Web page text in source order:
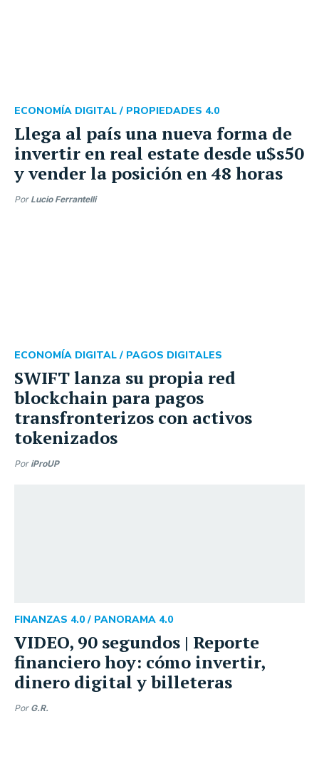
Llega al país una nueva forma de
invertir en real estate desde u$s50
y vender la posición en 48 horas
ECONOMÍA DIGITAL / PROPIEDADES 4.0
Por Lucio Ferrantelli
SWIFT lanza su propia red
blockchain para pagos
transfronterizos con activos
tokenizados
ECONOMÍA DIGITAL / PAGOS DIGITALES
Por iProUP
VIDEO, 90 segundos | Reporte
financiero hoy: cómo invertir,
dinero digital y billeteras
FINANZAS 4.0 / PANORAMA 4.0
Por G.R.